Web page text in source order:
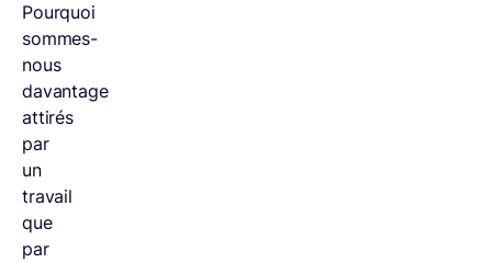
Pourquoi
sommes-
nous
davantage
attirés
par
un
travail
que
par